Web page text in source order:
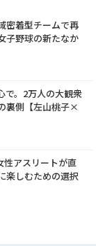
密着型チームで再
子野球の新たなか
で。2万人の大観衆
裏側【左山桃子×
アスリートが直
楽しむための選択